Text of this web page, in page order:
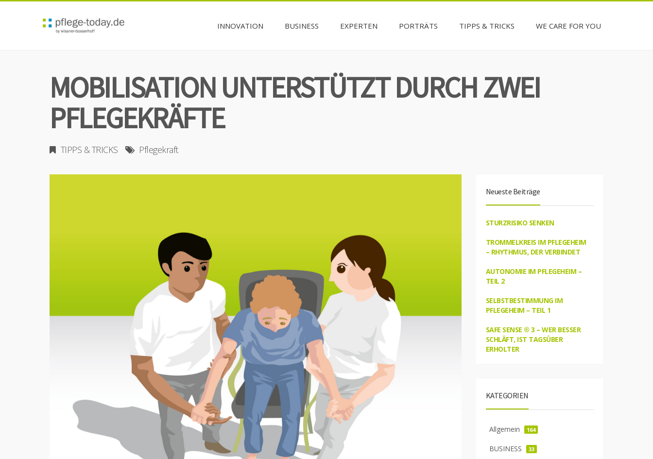
INNOVATION BUSINESS EXPERTEN PORTRÄTS TIPPS & TRICKS WE CARE FOR YOU
MOBILISATION UNTERSTÜTZT DURCH ZWEI
PFLEGEKRÄFTE
TIPPS & TRICKS Pflegekraft
Neueste Beiträge
STURZRISIKO SENKEN
TROMMELKREIS IM PFLEGEHEIM
– RHYTHMUS, DER VERBINDET
AUTONOMIE IM PFLEGEHEIM –
TEIL 2
SELBSTBESTIMMUNG IM
PFLEGEHEIM – TEIL 1
SAFE SENSE ® 3 – WER BESSER
SCHLÄFT, IST TAGSÜBER
ERHOLTER
KATEGORIEN
Allgemein 164
BUSINESS 33